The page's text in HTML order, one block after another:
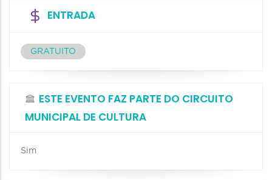
ENTRADA
GRATUITO
ESTE EVENTO FAZ PARTE DO CIRCUITO
MUNICIPAL DE CULTURA
Sim